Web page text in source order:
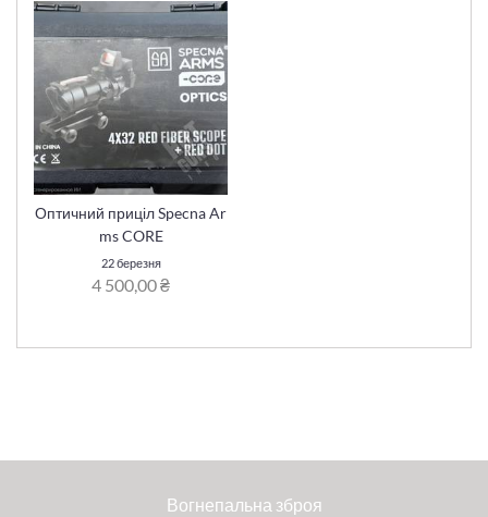
Оптичний приціл Specna Ar
ms CORE
22 березня
4 500,00 ₴
Вогнепальна зброя